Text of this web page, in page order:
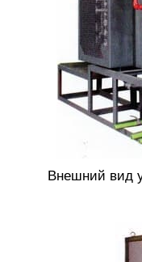
Внешний вид